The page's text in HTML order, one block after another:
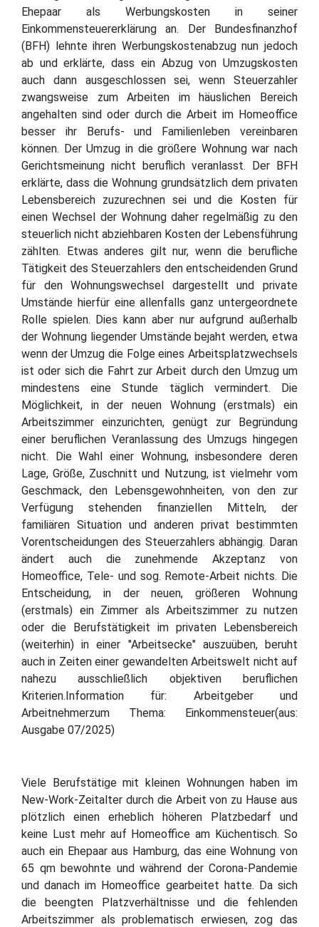
Ehepaar als Werbungskosten in seiner
Einkommensteuererklärung an. Der Bundesfinanzhof
(BFH) lehnte ihren Werbungskostenabzug nun jedoch
ab und erklärte, dass ein Abzug von Umzugskosten
auch dann ausgeschlossen sei, wenn Steuerzahler
zwangsweise zum Arbeiten im häuslichen Bereich
angehalten sind oder durch die Arbeit im Homeoffice
besser ihr Berufs- und Familienleben vereinbaren
können. Der Umzug in die größere Wohnung war nach
Gerichtsmeinung nicht beruflich veranlasst. Der BFH
erklärte, dass die Wohnung grundsätzlich dem privaten
Lebensbereich zuzurechnen sei und die Kosten für
einen Wechsel der Wohnung daher regelmäßig zu den
steuerlich nicht abziehbaren Kosten der Lebensführung
zählten. Etwas anderes gilt nur, wenn die berufliche
Tätigkeit des Steuerzahlers den entscheidenden Grund
für den Wohnungswechsel dargestellt und private
Umstände hierfür eine allenfalls ganz untergeordnete
Rolle spielen. Dies kann aber nur aufgrund außerhalb
der Wohnung liegender Umstände bejaht werden, etwa
wenn der Umzug die Folge eines Arbeitsplatzwechsels
ist oder sich die Fahrt zur Arbeit durch den Umzug um
mindestens eine Stunde täglich vermindert. Die
Möglichkeit, in der neuen Wohnung (erstmals) ein
Arbeitszimmer einzurichten, genügt zur Begründung
einer beruflichen Veranlassung des Umzugs hingegen
nicht. Die Wahl einer Wohnung, insbesondere deren
Lage, Größe, Zuschnitt und Nutzung, ist vielmehr vom
Geschmack, den Lebensgewohnheiten, von den zur
Verfügung stehenden finanziellen Mitteln, der
familiären Situation und anderen privat bestimmten
Vorentscheidungen des Steuerzahlers abhängig. Daran
ändert auch die zunehmende Akzeptanz von
Homeoffice, Tele- und sog. Remote-Arbeit nichts. Die
Entscheidung, in der neuen, größeren Wohnung
(erstmals) ein Zimmer als Arbeitszimmer zu nutzen
oder die Berufstätigkeit im privaten Lebensbereich
(weiterhin) in einer "Arbeitsecke" auszuüben, beruht
auch in Zeiten einer gewandelten Arbeitswelt nicht auf
nahezu ausschließlich objektiven beruflichen
Kriterien.Information für: Arbeitgeber und
Arbeitnehmerzum Thema: Einkommensteuer(aus:
Ausgabe 07/2025)
Viele Berufstätige mit kleinen Wohnungen haben im
New-Work-Zeitalter durch die Arbeit von zu Hause aus
plötzlich einen erheblich höheren Platzbedarf und
keine Lust mehr auf Homeoffice am Küchentisch. So
auch ein Ehepaar aus Hamburg, das eine Wohnung von
65 qm bewohnte und während der Corona-Pandemie
und danach im Homeoffice gearbeitet hatte. Da sich
die beengten Platzverhältnisse und die fehlenden
Arbeitszimmer als problematisch erwiesen, zog das